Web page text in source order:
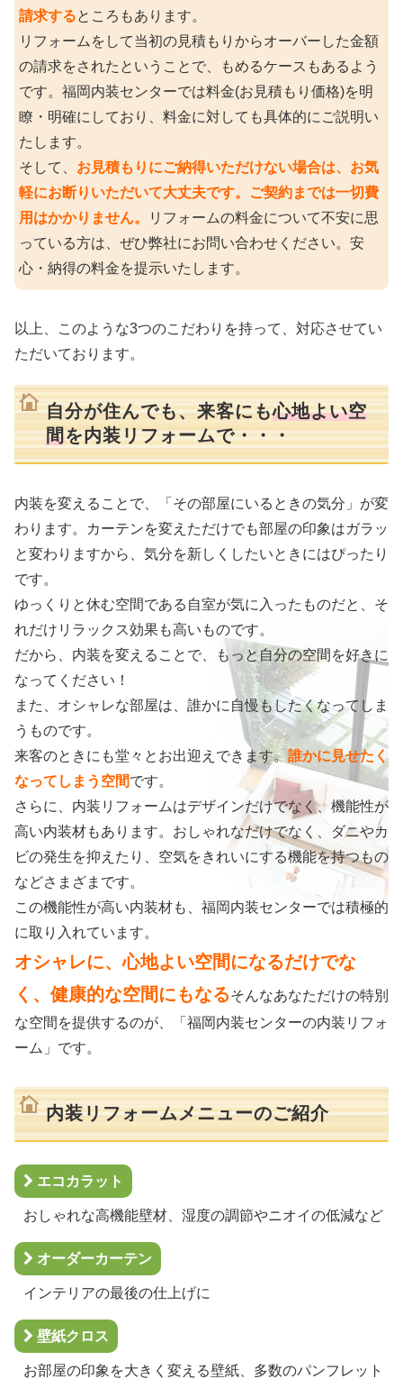
請求するところもあります。
リフォームをして当初の見積もりからオーバーした金額
の請求をされたということで、もめるケースもあるよう
です。福岡内装センターでは料金(お見積もり価格)を明
瞭・明確にしており、料金に対しても具体的にご説明い
たします。
そして、 お見積もりにご納得いただけない場合は、お気
軽にお断りいただいて大丈夫です。ご契約までは一切費
用はかかりません。
リフォームの料金について不安に思
っている方は、ぜひ弊社にお問い合わせください。安
心・納得の料金を提示いたします。
以上、このような3つのこだわりを持って、対応させてい
ただいております。
自分が住んでも、来客にも心地よい空
間を内装リフォームで・・・
内装を変えることで、「その部屋にいるときの気分」が変
わります。カーテンを変えただけでも部屋の印象はガラッ
と変わりますから、気分を新しくしたいときにはぴったり
です。
ゆっくりと休む空間である自室が気に入ったものだと、そ
れだけリラックス効果も高いものです。
だから、内装を変えることで、もっと自分の空間を好きに
なってください！
また、オシャレな部屋は、誰かに自慢もしたくなってしま
うものです。
来客のときにも堂々とお出迎えできます。誰かに見せたく
なってしまう空間です。
さらに、内装リフォームはデザインだけでなく、機能性が
高い内装材もあります。おしゃれなだけでなく、ダニやカ
ビの発生を抑えたり、空気をきれいにする機能を持つもの
などさまざまです。
この機能性が高い内装材も、福岡内装センターでは積極的
に取り入れています。
オシャレに、心地よい空間になるだけでな
く、健康的な空間にもなるそんなあなただけの特別
な空間を提供するのが、「福岡内装センターの内装リフォ
ーム」です。
内装リフォームメニューのご紹介
エコカラット
おしゃれな高機能壁材、湿度の調節やニオイの低減など
オーダーカーテン
インテリアの最後の仕上げに
壁紙クロス
お部屋の印象を大きく変える壁紙、多数のパンフレット